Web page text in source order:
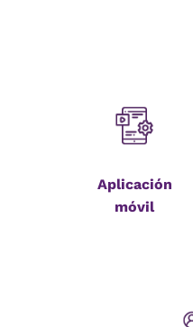
Aplicación
móvil